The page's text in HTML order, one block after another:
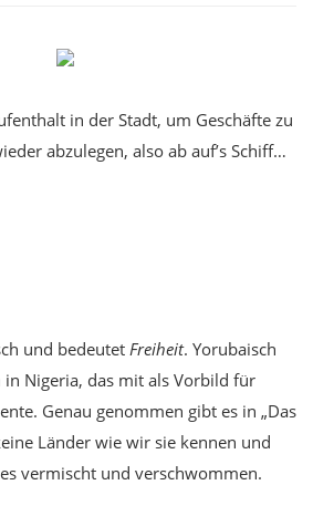
in der Stadt, um Geschäfte zu
abzulegen, also ab auf’s Schiff…
und bedeutet Freiheit. Yorubaisch
Nigeria, das mit als Vorbild für
Genau genommen gibt es in „Das
Länder wie wir sie kennen und
vermischt und verschwommen.